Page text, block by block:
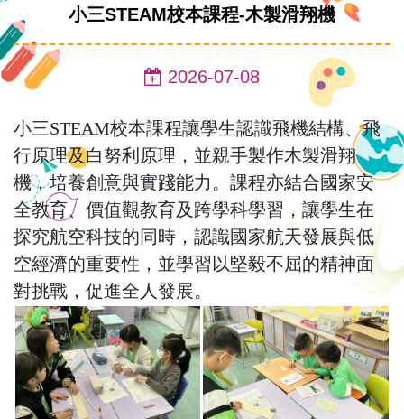
小三STEAM校本課程-木製滑翔機
2026-07-08
小三STEAM校本課程讓學生認識飛機結構、飛
行原理及白努利原理，並親手製作木製滑翔
機，培養創意與實踐能力。課程亦結合國家安
全教育、價值觀教育及跨學科學習，讓學生在
探究航空科技的同時，認識國家航天發展與低
空經濟的重要性，並學習以堅毅不屈的精神面
對挑戰，促進全人發展。